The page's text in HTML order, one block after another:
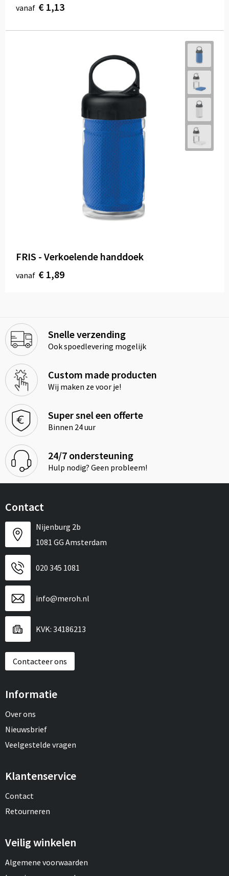
vanaf € 1,13
FRIS - Verkoelende handdoek
vanaf € 1,89
Snelle verzending
Ook spoedlevering mogelijk
Custom made producten
Wij maken ze voor je!
Super snel een offerte
Binnen 24 uur
24/7 ondersteuning
Hulp nodig? Geen probleem!
Contact
Nijenburg 2b
1081 GG Amsterdam
020 345 1081
info@meroh.nl
KVK: 34186213
Contacteer ons
Informatie
Over ons
Nieuwsbrief
Veelgestelde vragen
Klantenservice
Contact
Retourneren
Veilig winkelen
Algemene voorwaarden